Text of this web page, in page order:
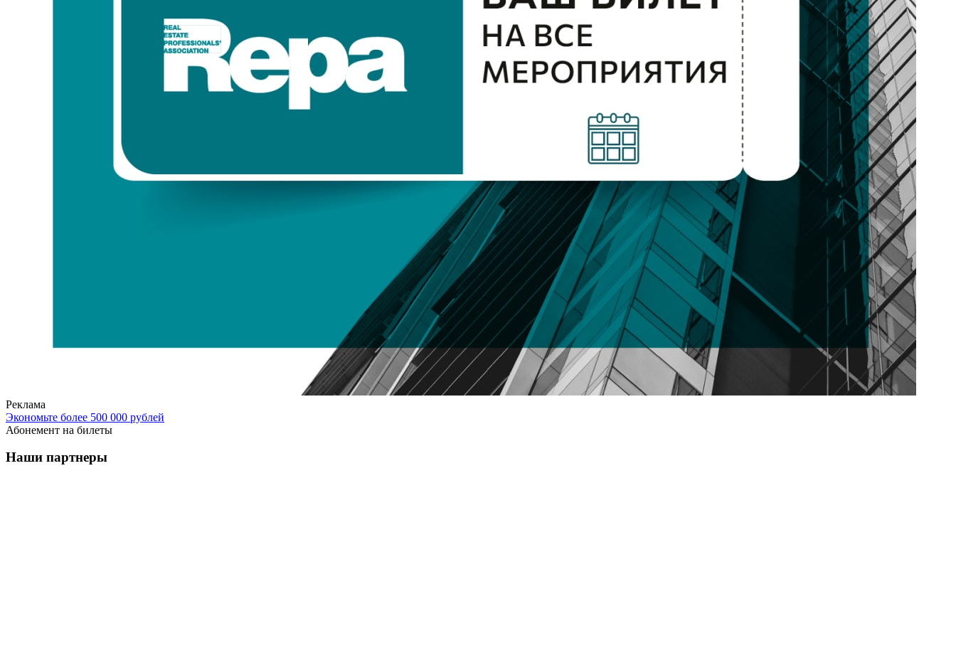
Реклама
Экономьте более 500 000 рублей
Абонемент на билеты
Наши партнеры